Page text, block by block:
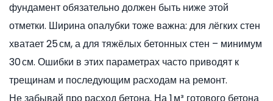
фундамент обязательно должен быть ниже этой
отметки. Ширина опалубки тоже важна: для лёгких стен
хватает 25 см, а для тяжёлых бетонных стен – минимум
30 см. Ошибки в этих параметрах часто приводят к
трещинам и последующим расходам на ремонт.